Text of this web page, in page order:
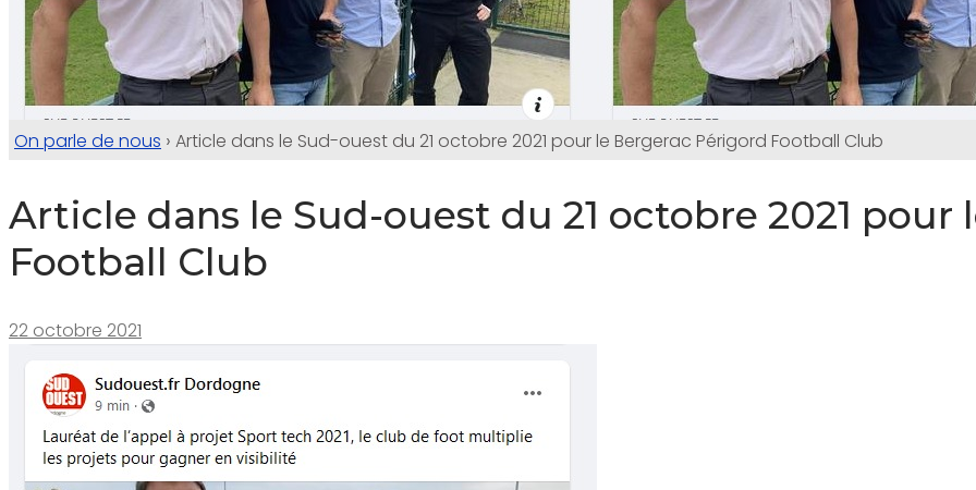
On parle de nous › Article dans le Sud-ouest du 21 octobre 2021 pour le Bergerac Périgord Football Club
Article dans le Sud-ouest du 21 octobre 2021
Football Club
22 octobre 2021